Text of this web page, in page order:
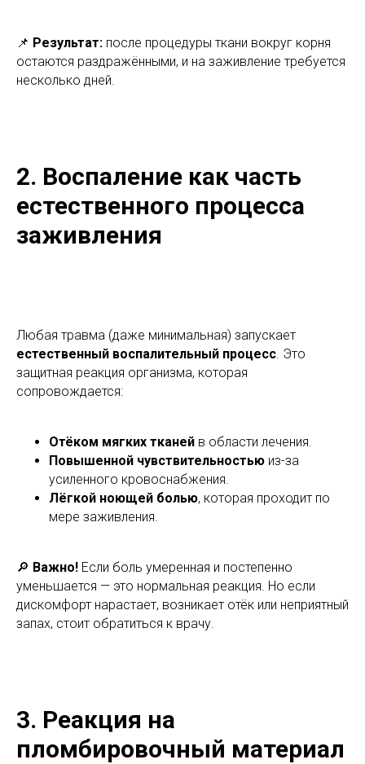
📌 Результат: после процедуры ткани вокруг корня
остаются раздражёнными, и на заживление требуется
несколько дней.
2. Воспаление как часть
естественного процесса
заживления
Любая травма (даже минимальная) запускает
естественный воспалительный процесс. Это
защитная реакция организма, которая
сопровождается:
Отёком мягких тканей в области лечения.
Повышенной чувствительностью из-за
усиленного кровоснабжения.
Лёгкой ноющей болью, которая проходит по
мере заживления.
🔎 Важно! Если боль умеренная и постепенно
уменьшается — это нормальная реакция. Но если
дискомфорт нарастает, возникает отёк или неприятный
запах, стоит обратиться к врачу.
3. Реакция на
пломбировочный материал